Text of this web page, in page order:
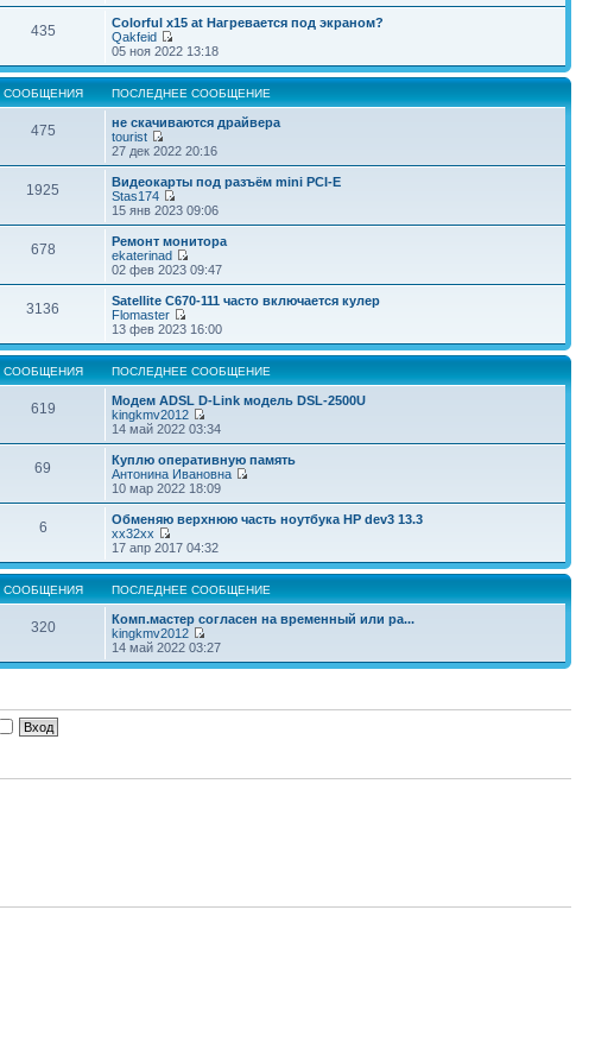
435
Colorful x15 at Нагревается под экраном?
Qakfeid
05 ноя 2022 13:18
СООБЩЕНИЯ ПОСЛЕДНЕЕ СООБЩЕНИЕ
475
не скачиваются драйвера
tourist
27 дек 2022 20:16
1925
Видеокарты под разъём mini PCI-E
Stas174
15 янв 2023 09:06
678
Ремонт монитора
ekaterinad
02 фев 2023 09:47
3136
Satellite С670-111 часто включается кулер
Flomaster
13 фев 2023 16:00
СООБЩЕНИЯ ПОСЛЕДНЕЕ СООБЩЕНИЕ
619
Модем ADSL D-Link модель DSL-2500U
kingkmv2012
14 май 2022 03:34
69
Куплю оперативную память
Антонина Ивановна
10 мар 2022 18:09
6
Обменяю верхнюю часть ноутбука HP dev3 13.3
xx32xx
17 апр 2017 04:32
СООБЩЕНИЯ ПОСЛЕДНЕЕ СООБЩЕНИЕ
320
Комп.мастер согласен на временный или ра...
kingkmv2012
14 май 2022 03:27